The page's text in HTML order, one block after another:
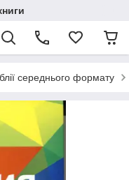
середнього формату